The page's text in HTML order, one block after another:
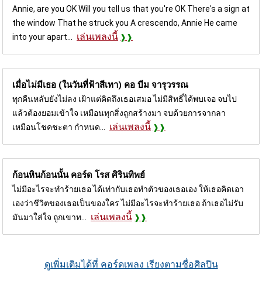
Annie, are you OK Will you tell us that you're OK There's a sign at
the window That he struck you A crescendo, Annie He came
into your apart...
เล่นเพลงนี้
เมื่อไม่มีเธอ (ในวันที่ฟ้าสีเทา) คอ บีม จารุวรรณ
ทุกคืนหลับยังไม่ลง เฝ้าแต่คิดถึงเธอเสมอ ไม่มีสิทธิ์ได้พบเจอ จบไป
แล้วต้องยอมเข้าใจ เหมือนทุกสิ่งถูกสร้างมา จบด้วยการจากลา
เหมือนโชคชะตา กำหนด...
เล่นเพลงนี้
ก้อนหินก้อนนั้น คอร์ด โรส ศิรินทิพย์
ไม่มีอะไรจะทำร้ายเธอ ได้เท่ากับเธอทำตัวของเธอเอง ให้เธอคิดเอา
เองว่าชีวิตของเธอเป็นของใคร ไม่มีอะไรจะทำร้ายเธอ ถ้าเธอไม่รับ
มันมาใส่ใจ ถูกเขาท...
เล่นเพลงนี้
ดูเพิ่มเติมได้ที่ คอร์ดเพลง เรียงตามชื่อศิลปิน